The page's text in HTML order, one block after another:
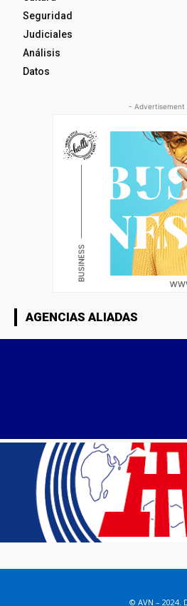
Seguridad
Judiciales
Análisis
Datos
- Advertisement
AGENCIAS ALIADAS
© AVN – 2024.